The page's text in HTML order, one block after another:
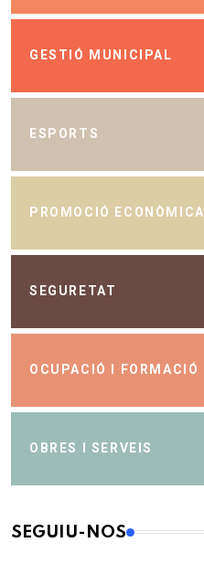
GESTIÓ MUNICIPAL
ESPORTS
PROMOCIÓ ECONÒMICA
SEGURETAT
OCUPACIÓ I FORMACIÓ
OBRES I SERVEIS
SEGUIU-NOS